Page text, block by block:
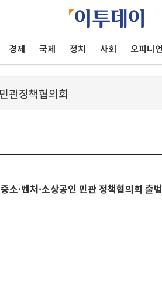
경제 국제 정치 사회 오피니언
중소·벤처·소상공인 민관 정책협의회 출범